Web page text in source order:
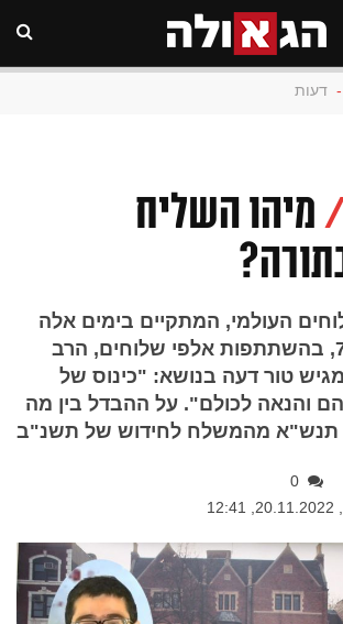
- דעות
מיהו השליח
העולמי, המתקיים בימים אלה
בבית משיח 770, בהשתתפות אלפי שלוחים, הרב
טור דעה בנושא: "כינוס של
והנאה לכולם". על ההבדל בין מה
תנש"א מהמשלח לחידוש של תשנ"ב
0